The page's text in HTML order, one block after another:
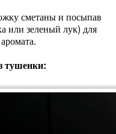
сметаны и посыпав
или зеленый лук) для
тушенки: